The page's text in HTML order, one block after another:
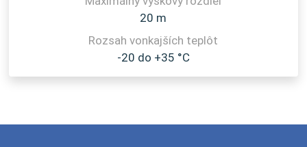
20 m
-20 do +35 °C